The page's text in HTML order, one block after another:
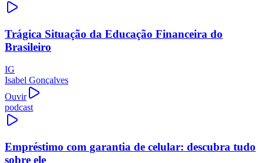
Trágica Situação da Educação Financeira do
Brasileiro
IG
Isabel Gonçalves
Ouvir
podcast
Empréstimo com garantia de celular: descubra tudo
sobre ele